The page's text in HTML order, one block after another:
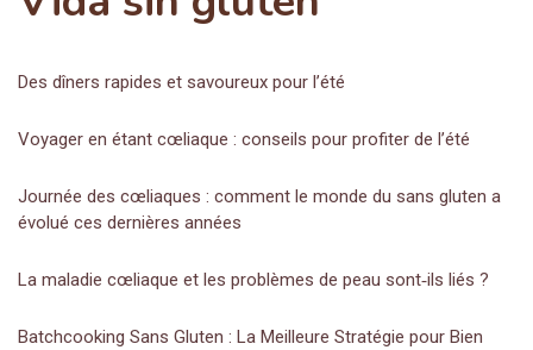
Des dîners rapides et savoureux pour l’été
Voyager en étant cœliaque : conseils pour profiter de l’été
Journée des cœliaques : comment le monde du sans gluten a
évolué ces dernières années
La maladie cœliaque et les problèmes de peau sont‑ils liés ?
Batchcooking Sans Gluten : La Meilleure Stratégie pour Bien